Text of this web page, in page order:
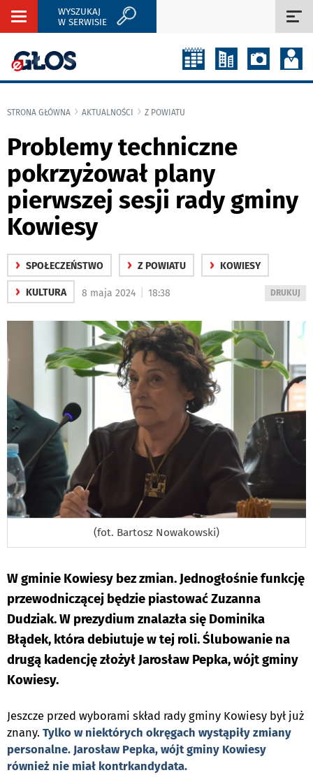
Rozwiń
WYSZUKAJ
W SERWISIE
STRONA GŁÓWNA AKTUALNOŚCI Z POWIATU
Problemy techniczne
pokrzyżował plany
pierwszej sesji rady gminy
Kowiesy
› SPOŁECZEŃSTWO › Z POWIATU › KOWIESY
› KULTURA
WYDRUKUJ
DRUKUJ
8 maja 2024 18:38
(fot. Bartosz Nowakowski)
W gminie Kowiesy bez zmian. Jednogłośnie funkcję
przewodniczącej będzie piastować Zuzanna
Dudziak. W prezydium znalazła się Dominika
Błądek, która debiutuje w tej roli. Ślubowanie na
drugą kadencję złożył Jarosław Pepka, wójt gminy
Kowiesy.
Jeszcze przed wyborami skład rady gminy Kowiesy był już
znany. Tylko w niektórych okręgach wystąpiły zmiany
personalne. Jarosław Pepka, wójt gminy Kowiesy
również nie miał kontrkandydata.